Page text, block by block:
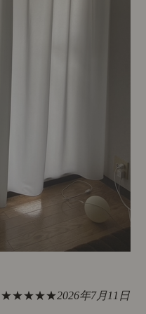
★★★★★2026年7月11日